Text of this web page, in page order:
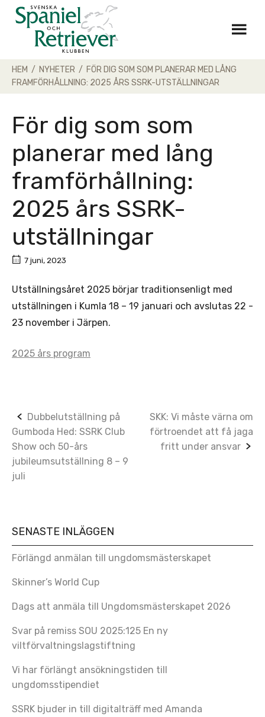
Skip
HEM / NYHETER / FÖR DIG SOM SOM PLANERAR MED LÅNG
FRAMFÖRHÅLLNING: 2025 ÅRS SSRK-UTSTÄLLNINGAR
För dig som som
planerar med lång
framförhållning:
2025 års SSRK-
utställningar
7 juni, 2023
Utställningsåret 2025 börjar traditionsenligt med
utställningen i Kumla 18 – 19 januari och avslutas 22 -
23 november i Järpen.
2025 års program
Post
navigation
Dubbelutställning på
Gumboda Hed: SSRK Club
Show och 50-års
jubileumsutställning 8 – 9
juli
SKK: Vi måste värna om
förtroendet att få jaga
fritt under ansvar
SENASTE INLÄGGEN
Förlängd anmälan till ungdomsmästerskapet
Skinner’s World Cup
Dags att anmäla till Ungdomsmästerskapet 2026
Svar på remiss SOU 2025:125 En ny
viltförvaltningslagstiftning
Vi har förlängt ansökningstiden till
ungdomsstipendiet
SSRK bjuder in till digitalträff med Amanda